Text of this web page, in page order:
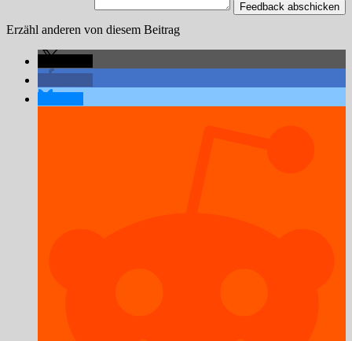
Feedback abschicken
Erzähl anderen von diesem Beitrag